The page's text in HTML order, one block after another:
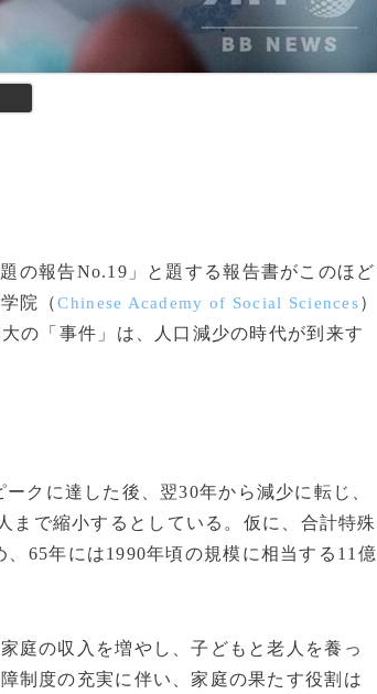
の報告No.19」と題する報告書がこのほど
院（Chinese Academy of Social Sciences）
の「事件」は、人口減少の時代が到来す
クに達した後、翌30年から減少に転じ、
まで縮小するとしている。仮に、合計特殊
65年には1990年頃の規模に相当する11億
庭の収入を増やし、子どもと老人を養っ
制度の充実に伴い、家庭の果たす役割は